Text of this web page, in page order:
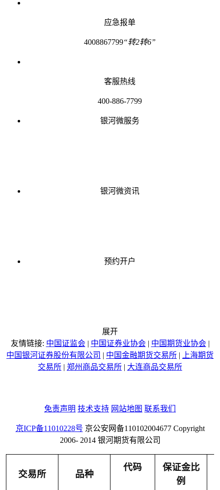
应急报单
4008867799“转2转6”
客服热线
400-886-7799
银河微服务
银河微资讯
预约开户
展开
友情链接: 中国证监会 | 中国证券业协会 | 中国期货业协会 |
中国银河证券股份有限公司 | 中国金融期货交易所 |
上海期货
交易所 | 郑州商品交易所 | 大连商品交易所
免责声明 技术支持 网站地图 联系我们
京ICP备11010228号 京公安网备110102004677 Copyright
2006- 2014 银河期货有限公司
交易所 品种
代码
保证金比
例